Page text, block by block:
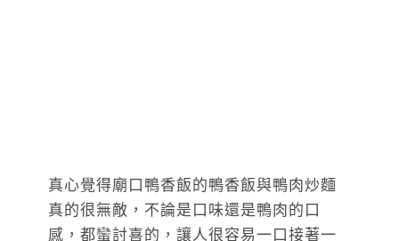
真心覺得廟口鴨香飯的鴨香飯與鴨肉炒麵
真的很無敵，不論是口味還是鴨肉的口
感，都蠻討喜的，讓人很容易一口接著一